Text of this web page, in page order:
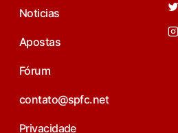
Noticias
Apostas
Fórum
contato@spfc.net
Privacidade